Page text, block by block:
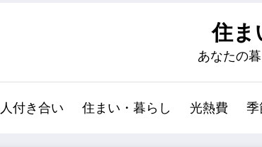
住ま
あなたの
人付き合い 住まい・暮らし 光熱費